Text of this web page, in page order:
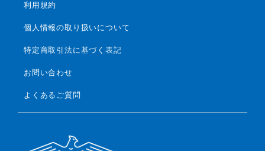
利用規約
個人情報の取り扱いについて
特定商取引法に基づく表記
お問い合わせ
よくあるご質問